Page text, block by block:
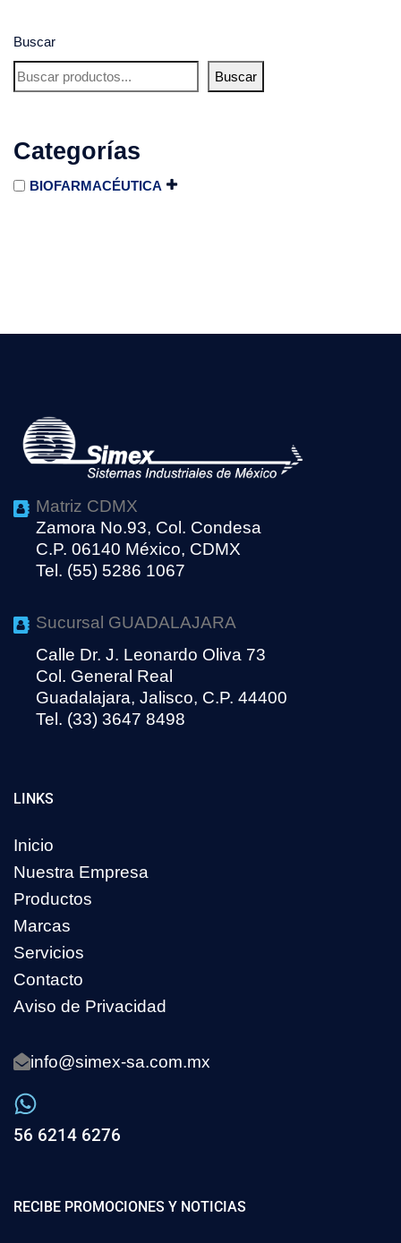
Buscar
Buscar
Categorías
BIOFARMACÉUTICA
Matriz CDMX
Zamora No.93, Col. Condesa
C.P. 06140 México, CDMX
Tel. (55) 5286 1067
Sucursal GUADALAJARA
Calle Dr. J. Leonardo Oliva 73
Col. General Real
Guadalajara, Jalisco, C.P. 44400
Tel. (33) 3647 8498
LINKS
Inicio
Nuestra Empresa
Productos
Marcas
Servicios
Contacto
Aviso de Privacidad
info@simex-sa.com.mx
56 6214 6276
RECIBE PROMOCIONES Y NOTICIAS